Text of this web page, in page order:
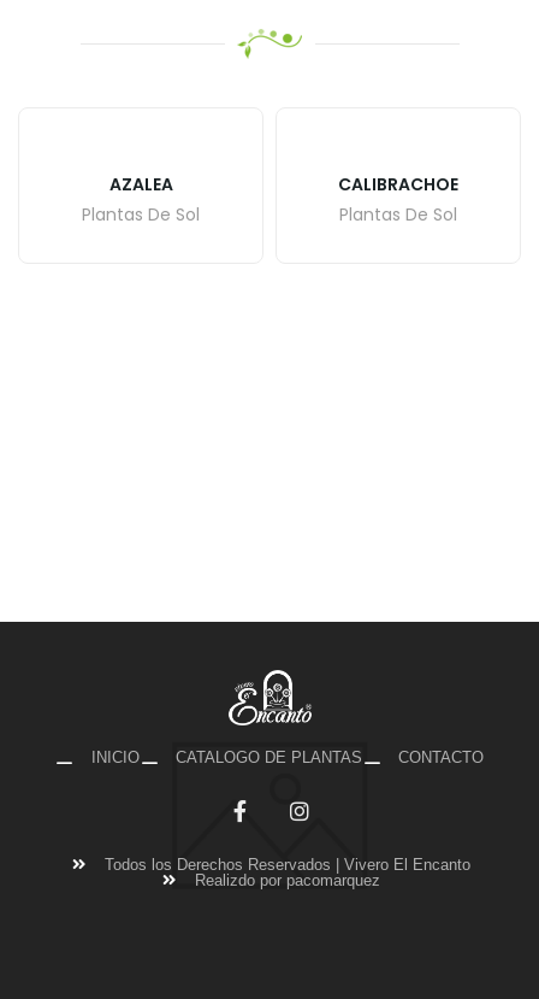
AZALEA
Plantas De Sol
CALIBRACHOE
Plantas De Sol
INICIO CATALOGO DE PLANTAS CONTACTO
Todos los Derechos Reservados | Vivero El Encanto
Realizdo por pacomarquez